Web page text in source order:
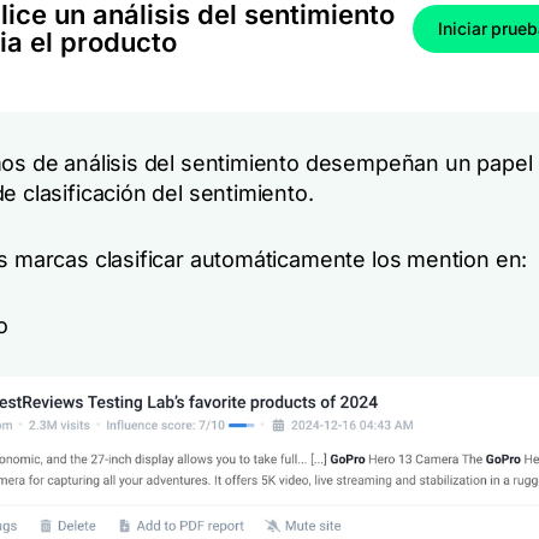
un análisis del sentimiento
el producto
Iniciar
de análisis del sentimiento desempeñan un papel
clasificación del sentimiento.
marcas clasificar automáticamente los mention en: